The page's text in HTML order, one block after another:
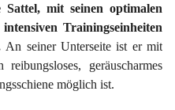
mit seinen optimalen
Trainingseinheiten
An seiner Unterseite ist er mit
geräuscharmes
möglich ist.